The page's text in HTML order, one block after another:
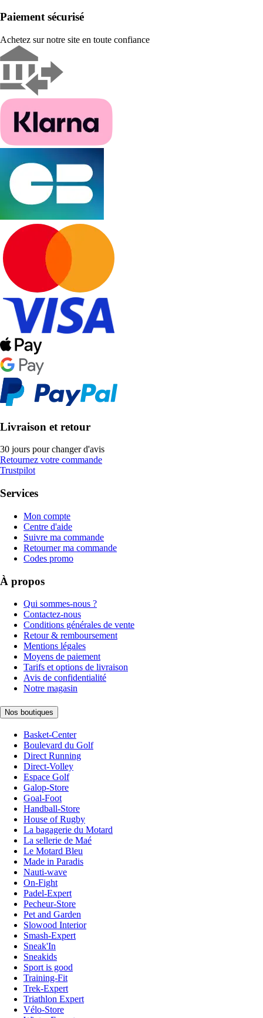
Paiement sécurisé
Achetez sur notre site en toute confiance
Livraison et retour
30 jours pour changer d'avis
Retournez votre commande
Trustpilot
Services
Mon compte
Centre d'aide
Suivre ma commande
Retourner ma commande
Codes promo
À propos
Qui sommes-nous ?
Contactez-nous
Conditions générales de vente
Retour & remboursement
Mentions légales
Moyens de paiement
Tarifs et options de livraison
Avis de confidentialité
Notre magasin
Nos boutiques
Basket-Center
Boulevard du Golf
Direct Running
Direct-Volley
Espace Golf
Galop-Store
Goal-Foot
Handball-Store
House of Rugby
La bagagerie du Motard
La sellerie de Maé
Le Motard Bleu
Made in Paradis
Nauti-wave
On-Fight
Padel-Expert
Pecheur-Store
Pet and Garden
Slowood Interior
Smash-Expert
Sneak'In
Sneakids
Sport is good
Training-Fit
Trek-Expert
Triathlon Expert
Vélo-Store